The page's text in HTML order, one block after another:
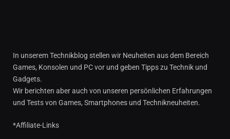
In unserem Technikblog stellen wir Neuheiten aus dem Bereich
Games, Konsolen und PC vor und geben Tipps zu Technik und
Gadgets.
Wir berichten aber auch von unseren persönlichen Erfahrungen
und Tests von Games, Smartphones und Technikneuheiten.
*Affiliate-Links